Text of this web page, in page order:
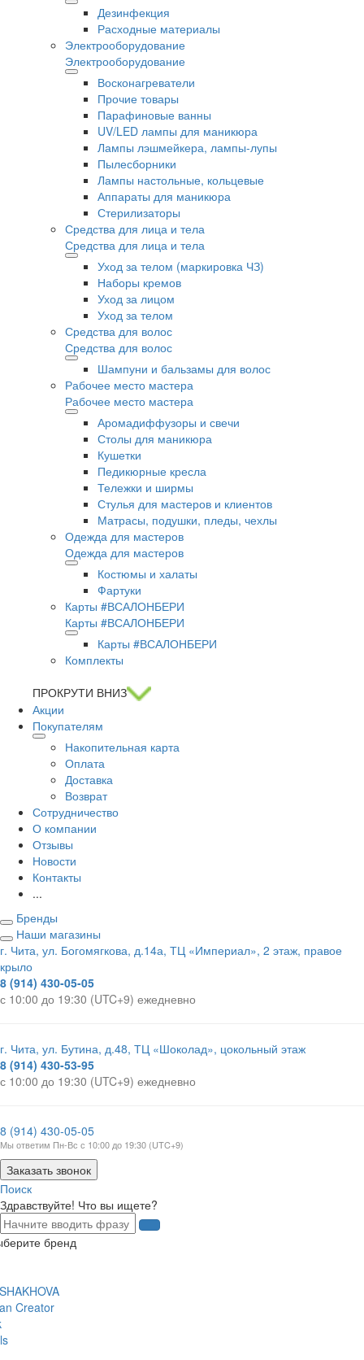
Дезинфекция
Расходные материалы
Электрооборудование
Электрооборудование
Восконагреватели
Прочие товары
Парафиновые ванны
UV/LED лампы для маникюра
Лампы лэшмейкера, лампы-лупы
Пылесборники
Лампы настольные, кольцевые
Аппараты для маникюра
Стерилизаторы
Средства для лица и тела
Средства для лица и тела
Уход за телом (маркировка ЧЗ)
Наборы кремов
Уход за лицом
Уход за телом
Средства для волос
Средства для волос
Шампуни и бальзамы для волос
Рабочее место мастера
Рабочее место мастера
Аромадиффузоры и свечи
Столы для маникюра
Кушетки
Педикюрные кресла
Тележки и ширмы
Стулья для мастеров и клиентов
Матрасы, подушки, пледы, чехлы
Одежда для мастеров
Одежда для мастеров
Костюмы и халаты
Фартуки
Карты #ВСАЛОНБЕРИ
Карты #ВСАЛОНБЕРИ
Карты #ВСАЛОНБЕРИ
Комплекты
ПРОКРУТИ ВНИЗ
Акции
Покупателям
Накопительная карта
Оплата
Доставка
Возврат
Сотрудничество
О компании
Отзывы
Новости
Контакты
...
Бренды
Наши магазины
г. Чита, ул. Богомягкова, д.14а, ТЦ «Империал», 2 этаж, правое
крыло
8 (914) 430-05-05
с 10:00 до 19:30 (UTC+9) ежедневно
г. Чита, ул. Бутина, д.48, ТЦ «Шоколад», цокольный этаж
8 (914) 430-53-95
с 10:00 до 19:30 (UTC+9) ежедневно
8 (914) 430-05-05
Мы ответим Пн-Вс с 10:00 до 19:30 (UTC+9)
Заказать звонок
Поиск
Здравствуйте! Что вы ищете?
бренд
Creator